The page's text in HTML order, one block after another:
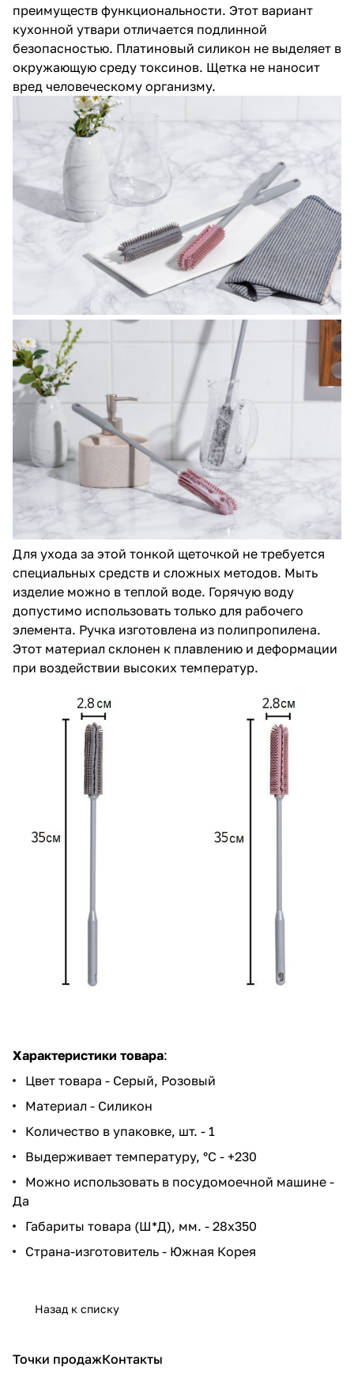
преимуществ функциональности. Этот вариант
кухонной утвари отличается подлинной
безопасностью. Платиновый силикон не выделяет в
окружающую среду токсинов. Щетка не наносит
вред человеческому организму.
Для ухода за этой тонкой щеточкой не требуется
специальных средств и сложных методов. Мыть
изделие можно в теплой воде. Горячую воду
допустимо использовать только для рабочего
элемента. Ручка изготовлена из полипропилена.
Этот материал склонен к плавлению и деформации
при воздействии высоких температур.
Характеристики товара:
Цвет товара - Серый, Розовый
Материал - Силикон
Количество в упаковке, шт. - 1
Выдерживает температуру, °С - +230
Можно использовать в посудомоечной машине -
Да
Габариты товара (Ш*Д), мм. - 28x350
Страна-изготовитель - Южная Корея
Назад к списку
Точки продажКонтакты